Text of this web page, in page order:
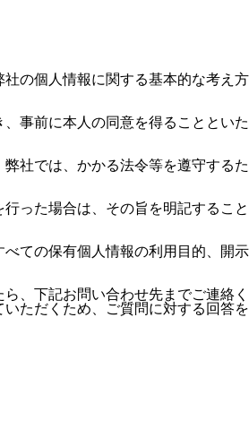
の個人情報に関する基本的な考え方
事前に本人の同意を得ることといた
社では、かかる法令等を遵守するた
った場合は、その旨を明記すること
ての保有個人情報の利用目的、開示
、下記お問い合わせ先までご連絡く
ただくため、ご質問に対する回答を